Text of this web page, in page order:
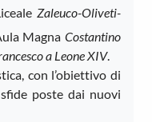
Zaleuco-Oliveti-
Magna Costantino
a Leone XIV.
con l’obiettivo di
poste dai nuovi